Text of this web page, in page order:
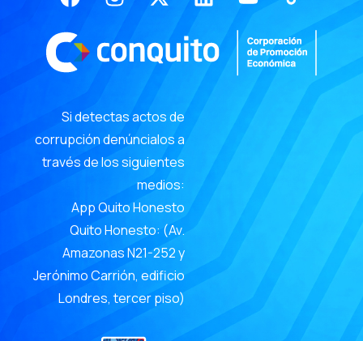
twitter
Si detectas actos de
corrupción denúncialos a
través de los siguientes
medios:
App Quito Honesto
Quito Honesto: (Av.
Amazonas N21-252 y
Jerónimo Carrión, edificio
Londres, tercer piso)